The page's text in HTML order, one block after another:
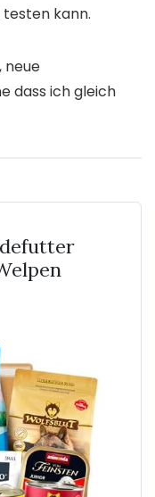
kann.
neue
dass ich gleich